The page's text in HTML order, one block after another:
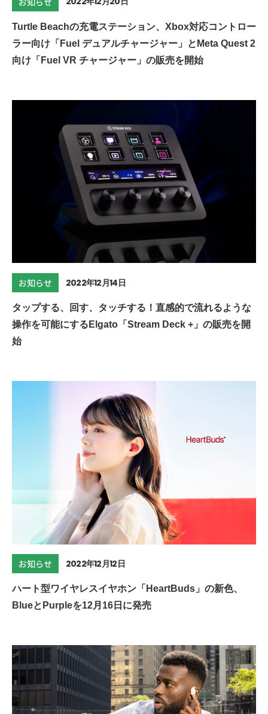
Turtle Beachの充電ステーション、Xbox対応コントロー
ラー向け「Fuel デュアルチャージャー」とMeta Quest 2
向け「Fuel VR チャージャー」の販売を開始
お知らせ 2022年12月14日
タップする、回す、タッチする！直感的で流れるような
操作を可能にするElgato「Stream Deck +」の販売を開
始
お知らせ 2022年12月12日
ハート型ワイヤレスイヤホン「HeartBuds」の新色、
BlueとPurpleを12月16日に発売